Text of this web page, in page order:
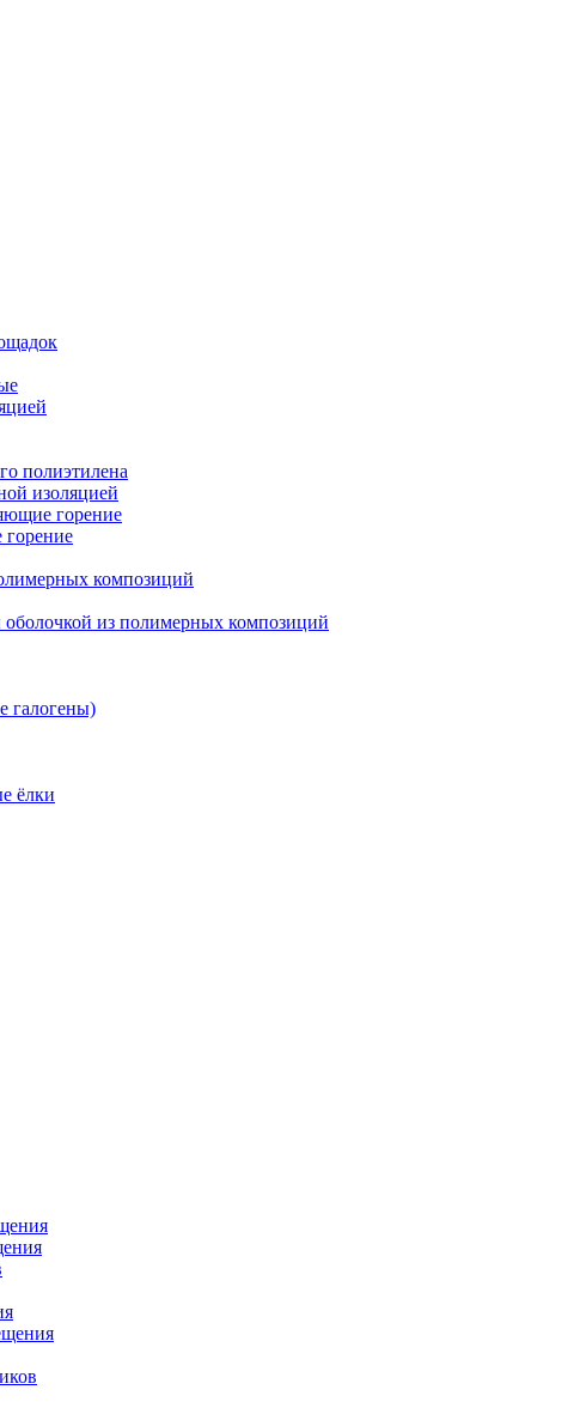
полиэтилена
изоляцией
горение
композиций
из полимерных композиций
галогены)
ёлки